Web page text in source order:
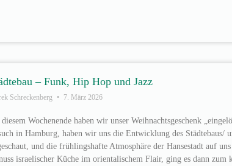
– Funk, Hip Hop und Jazz
Schreckenberg 7. März 2026
Wochenende haben wir unser Weihnachtsgeschenk
in Hamburg, haben wir uns die Entwicklung des Städtebaus/
und die frühlingshafte Atmosphäre der Hansestadt auf
israelischer Küche im orientalischem Flair, ging es dann zum